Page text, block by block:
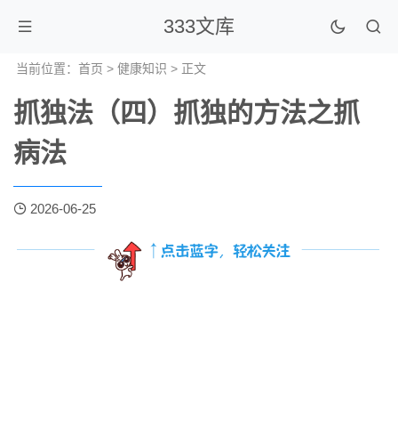
333文库
当前位置： 首页 > 健康知识 > 正文
抓独法（四）抓独的方法之抓
病法
2026-06-25